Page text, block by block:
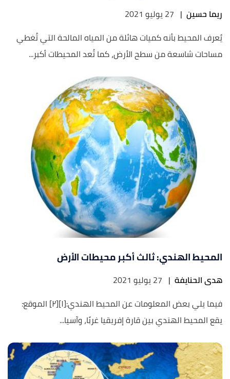
ريما حسين | 27 يوليو 2021
يُعرف المحيط بأنه كميات هائلة من المياه المالحة التي تُغطي
مساحات شاسعة من سطح الأرض، كما تُعد المحيطات أكبر...
المحيط الهندي: ثالث أكبر محيطات الأرض
هدى الحنايفة | 27 يوليو 2021
فيما يلي بعض المعلومات عن المحيط الهندي:[١][٢] الموقع:
يقع المحيط الهندي بين قارة إفريقيا غربًا، وآسيا...